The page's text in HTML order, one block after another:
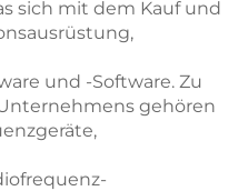
sich mit dem Kauf und
und -Software. Zu
gehören